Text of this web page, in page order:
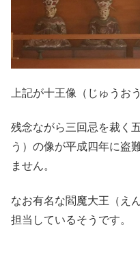
上記が十王像（じゅうお
残念ながら三回忌を裁く
う）の像が平成四年に盗
ません。
なお有名な閻魔大王（え
担当しているそうです。